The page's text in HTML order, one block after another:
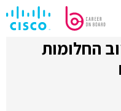
החלומות